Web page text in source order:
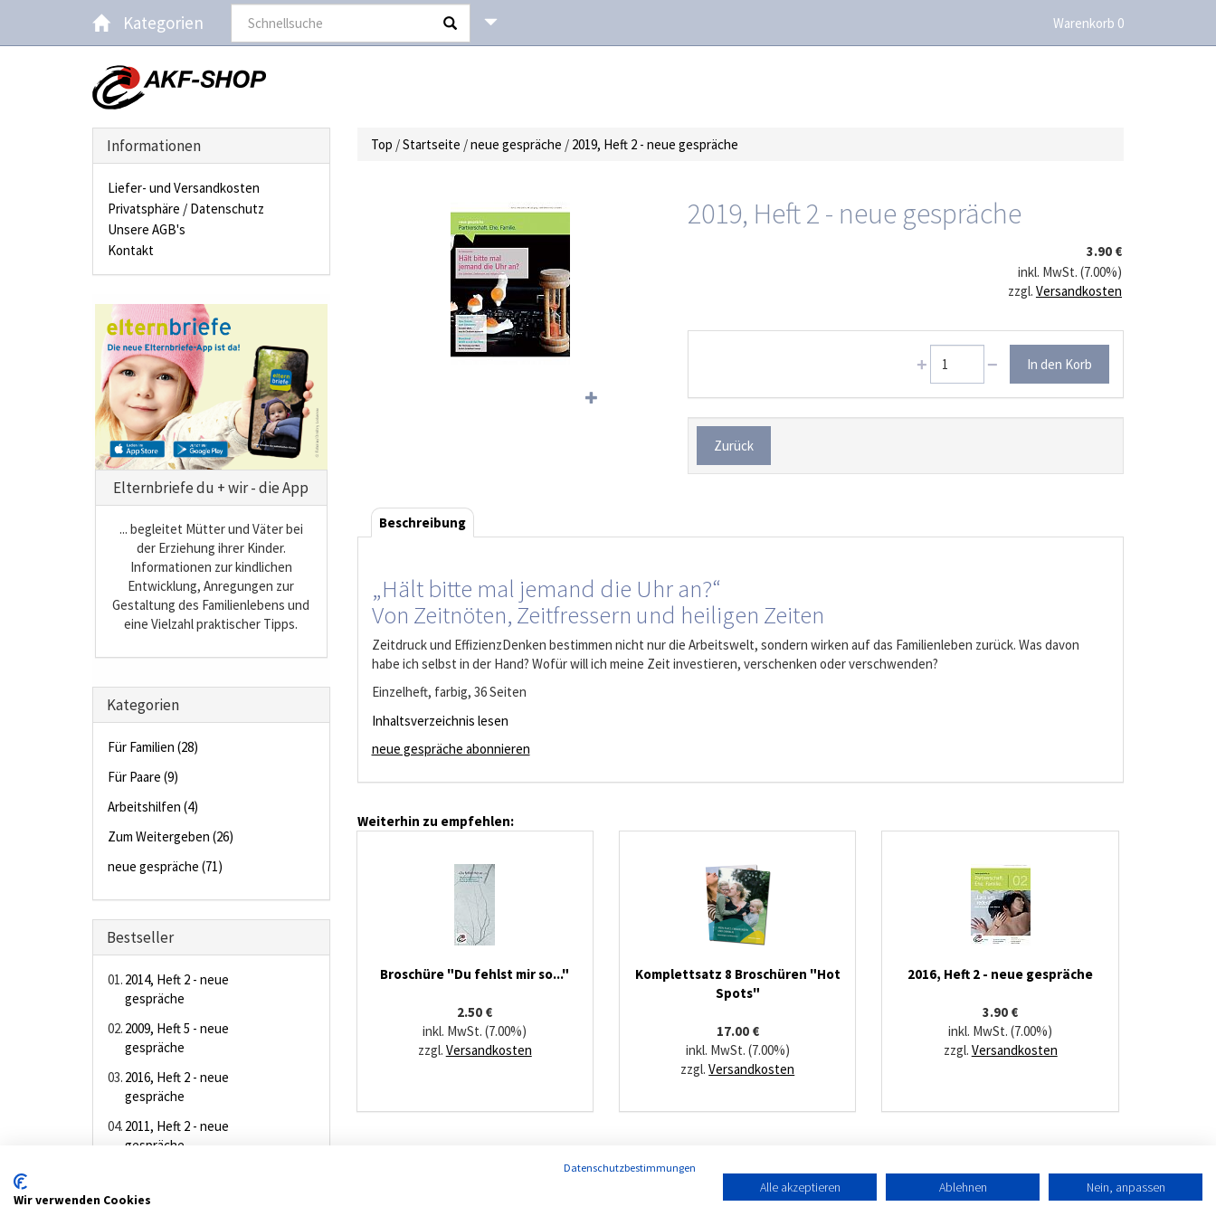
Kategorien Warenkorb 0
Top /Startseite /neue gespräche / 2019, Heft 2 - neue gespräche
2019, Heft 2 - neue gespräche
3.90 €
inkl. MwSt. (7.00%)
zzgl. Versandkosten
Zurück
Beschreibung
„Hält bitte mal jemand die Uhr an?“
Von Zeitnöten, Zeitfressern und heiligen Zeiten
Zeitdruck und Effizienz­Denken bestimmen nicht nur die Arbeitswelt, sondern wirken auf das Familienleben zurück. Was davon
habe ich selbst in der Hand? Wofür will ich meine Zeit investieren, verschenken oder verschwenden?
Einzelheft, farbig, 36 Seiten
Inhaltsverzeichnis lesen
neue gespräche abonnieren
Weiterhin zu empfehlen:
Broschüre "Du fehlst mir so..."
2.50 €
inkl. MwSt. (7.00%)
zzgl. Versandkosten
Komplettsatz 8 Broschüren "Hot
Spots"
17.00 €
inkl. MwSt. (7.00%)
zzgl.Versandkosten
2016, Heft 2 - neue gespräche
3.90 €
inkl. MwSt. (7.00%)
zzgl. Versandkosten
Informationen
Liefer- und Versandkosten
Privatsphäre / Datenschutz
Unsere AGB's
Kontakt
Elternbriefe du + wir - die App
... begleitet Mütter und Väter bei
der Erziehung ihrer Kinder.
Informationen zur kindlichen
Entwicklung, Anregungen zur
Gestaltung des Familienlebens und
eine Vielzahl praktischer Tipps.
Kategorien
Für Familien (28)
Für Paare (9)
Arbeitshilfen (4)
Zum Weitergeben (26)
neue gespräche (71)
Bestseller
01. 2014, Heft 2 - neue
gespräche
02. 2009, Heft 5 - neue
gespräche
03. 2016, Heft 2 - neue
gespräche
04. 2011, Heft 2 - neue
gespräche
gespräche
Datenschutzbestimmungen
Wir verwenden Cookies
Alle akzeptieren Ablehnen Nein, anpassen